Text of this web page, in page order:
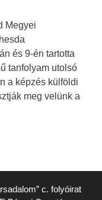
Megyei
és 9-én tartotta
tanfolyam utolsó
a képzés külföldi
meg velünk a
c. folyóirat